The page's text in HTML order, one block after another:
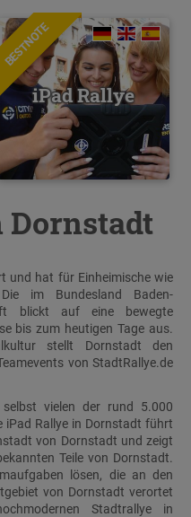
BESTNOTE
iPad Rallye
und hat für Einheimische wie
im Bundesland Baden-
blickt auf eine bewegte
bis zum heutigen Tage aus.
stellt Dornstadt den
von StadtRallye.de
vielen der rund 5.000
iPad Rallye in Dornstadt führt
von Dornstadt und zeigt
Teile von Dornstadt.
lösen, die an den
von Dornstadt verortet
Stadtrallye in